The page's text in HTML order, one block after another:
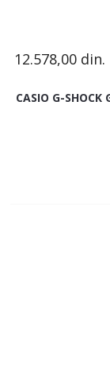
12.578,00 din.
CASIO G-SHOCK